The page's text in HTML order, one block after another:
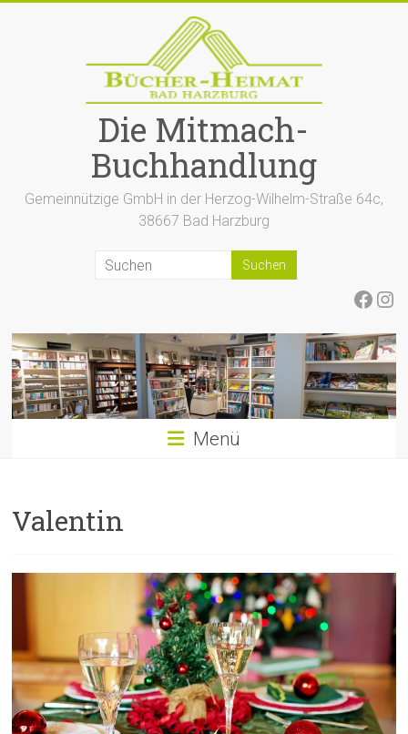
Die Mitmach-
Buchhandlung
Gemeinnützige GmbH in der Herzog-Wilhelm-Straße 64c,
38667 Bad Harzburg
Menü
Valentin